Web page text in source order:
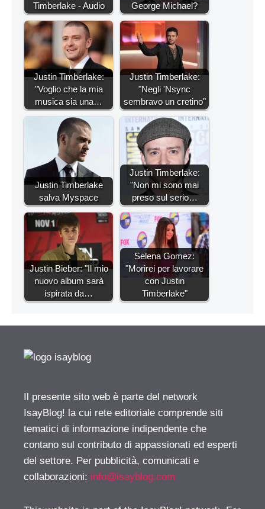
Timberlake - Audio
George Michael?
Justin Timberlake:
"Voglio che la mia
musica sia una…
Justin Timberlake:
"Negli 'Nsync
sembravo un cretino"
Justin Timberlake
salva Myspace
Justin Timberlake:
"Non mi sono mai
preso sul serio…
Justin Bieber: "Il mio
nuovo album sarà
ispirata da…
Selena Gomez:
"Morirei per lavorare
con Justin
Timberlake"
Il presente sito web è parte del network
IsayBlog! la cui rete editoriale comprende siti
tematici di informazione indipendente che
contano sul contributo di appassionati ed esperti
del settore. Per pubblicità, comunicati e
collaborazioni: info@isayblog.com